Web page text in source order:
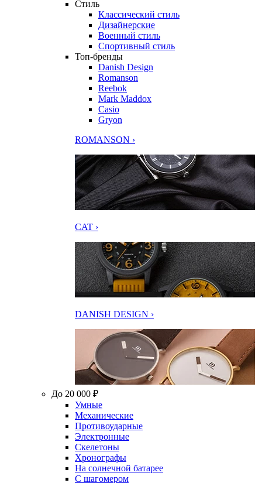
Стиль
Классический стиль
Дизайнерские
Военный стиль
Спортивный стиль
Топ-бренды
Danish Design
Romanson
Reebok
Mark Maddox
Casio
Gryon
ROMANSON ›
CAT ›
DANISH DESIGN ›
До 20 000 ₽
Умные
Механические
Противоударные
Электронные
Скелетоны
Хронографы
На солнечной батарее
С шагомером